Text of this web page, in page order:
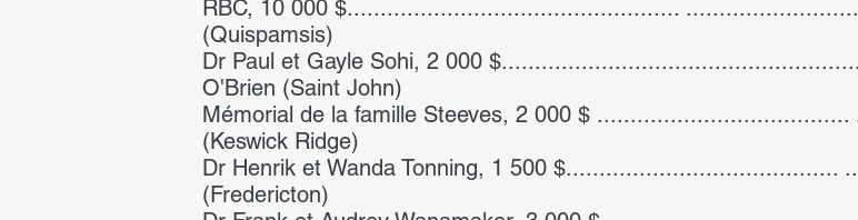
RBC, 10 000 $..................................................
(Quispamsis)
Dr Paul et Gayle Sohi, 2 000
O'Brien (Saint John)
Mémorial de la famille Steeves, 2 000 $
(Keswick Ridge)
Dr Henrik et Wanda Tonning, 1 500 $.........................................
(Fredericton)